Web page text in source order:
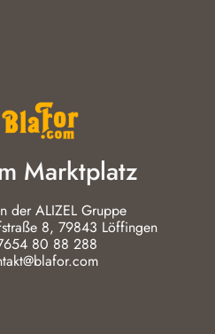
Marktplatz
der ALIZEL Gruppe
8, 79843 Löffingen
80 88 288